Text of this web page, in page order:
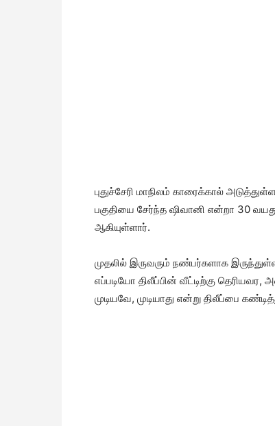
புதுச்சேரி மாநிலம் காரைக்கால்
பகுதியை சேர்ந்த ஷிவானி என்றா 30
ஆகியுள்ளார்.
முதலில் இருவரும் நண்பர்களாக
எப்படியோ திலீப்பின் வீட்டிற்கு
முடியவே, முடியாது என்று திலீப்பை